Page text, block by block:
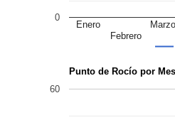
Enero
Febrero
Marzo
0
Punto de Rocío por
60